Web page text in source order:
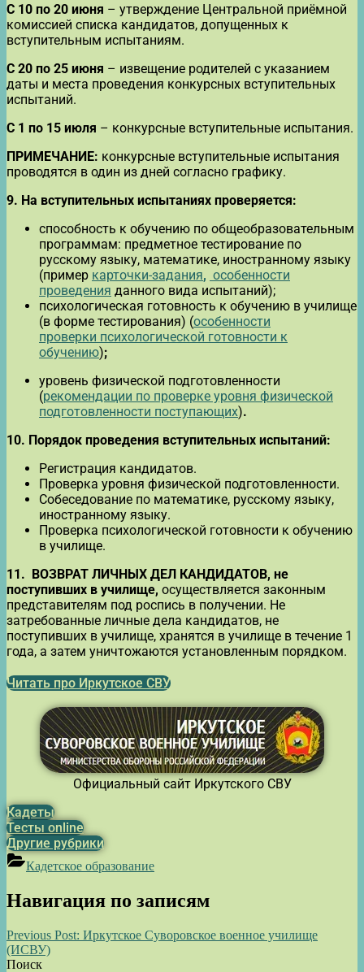
С 10 по 20 июня – утверждение Центральной приёмной
комиссией списка кандидатов, допущенных к
вступительным испытаниям.
С 20 по 25 июня – извещение родителей с указанием
даты и места проведения конкурсных вступительных
испытаний.
С 1 по 15 июля – конкурсные вступительные испытания.
ПРИМЕЧАНИЕ: конкурсные вступительные испытания
проводятся в один из дней согласно графику.
9. На вступительных испытаниях проверяется:
способность к обучению по общеобразовательным
программам: предметное тестирование по
русскому языку, математике, иностранному языку
(пример карточки-задания, особенности
проведения данного вида испытаний);
психологическая готовность к обучению в училище
(в форме тестирования) (особенности
проверки психологической готовности к
обучению);
уровень физической подготовленности
(рекомендации по проверке уровня физической
подготовленности поступающих).
10. Порядок проведения вступительных испытаний:
Регистрация кандидатов.
Проверка уровня физической подготовленности.
Собеседование по математике, русскому языку,
иностранному языку.
Проверка психологической готовности к обучению
в училище.
11. ВОЗВРАТ ЛИЧНЫХ ДЕЛ КАНДИДАТОВ, не
поступивших в училище, осуществляется законным
представителям под роспись в получении. Не
затребованные личные дела кандидатов, не
поступивших в училище, хранятся в училище в течение 1
года, а затем уничтожаются установленным порядком.
Читать про Иркутское СВУ
Официальный сайт Иркутского СВУ
Кадеты
Тесты online
Другие рубрики
Кадетское образование
Навигация по записям
Previous Post: Иркутское Суворовское военное училище
(ИСВУ)
Поиск